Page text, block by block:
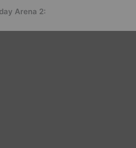
Arena 2: